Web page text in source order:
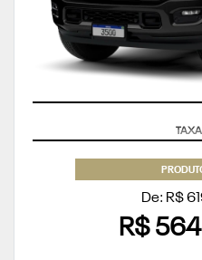
De: R$
R$